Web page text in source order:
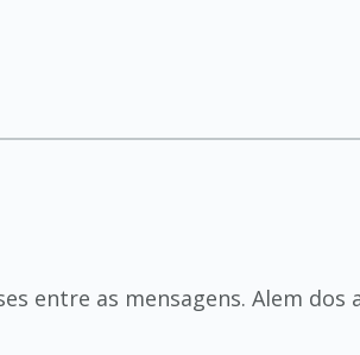
entre as mensagens. Alem dos